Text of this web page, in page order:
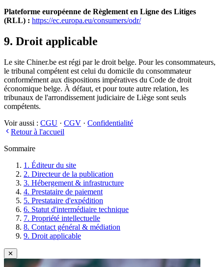
Plateforme européenne de Règlement en Ligne des Litiges
(RLL) : https://ec.europa.eu/consumers/odr/
9. Droit applicable
Le site Chiner.be est régi par le droit belge. Pour les consommateurs,
le tribunal compétent est celui du domicile du consommateur
conformément aux dispositions impératives du Code de droit
économique belge. À défaut, et pour toute autre relation, les
tribunaux de l'arrondissement judiciaire de Liège sont seuls
compétents.
Voir aussi : CGU · CGV · Confidentialité
Retour à l'accueil
Sommaire
1. Éditeur du site
2. Directeur de la publication
3. Hébergement & infrastructure
4. Prestataire de paiement
5. Prestataire d'expédition
6. Statut d'intermédiaire technique
7. Propriété intellectuelle
8. Contact général & médiation
9. Droit applicable
✕